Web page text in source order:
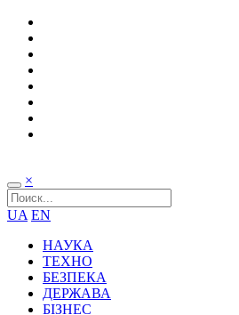
×
UA EN
НАУКА
ТЕХНО
БЕЗПЕКА
ДЕРЖАВА
БІЗНЕС